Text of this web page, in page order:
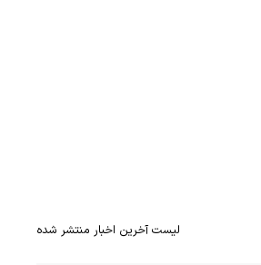
لیست آخرین اخبار منتشر شده